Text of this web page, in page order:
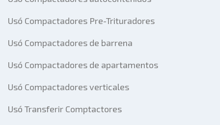
Usó Compactadores Pre-Trituradores
Usó Compactadores de barrena
Usó Compactadores de apartamentos
Usó Compactadores verticales
Usó Transferir Comptactores